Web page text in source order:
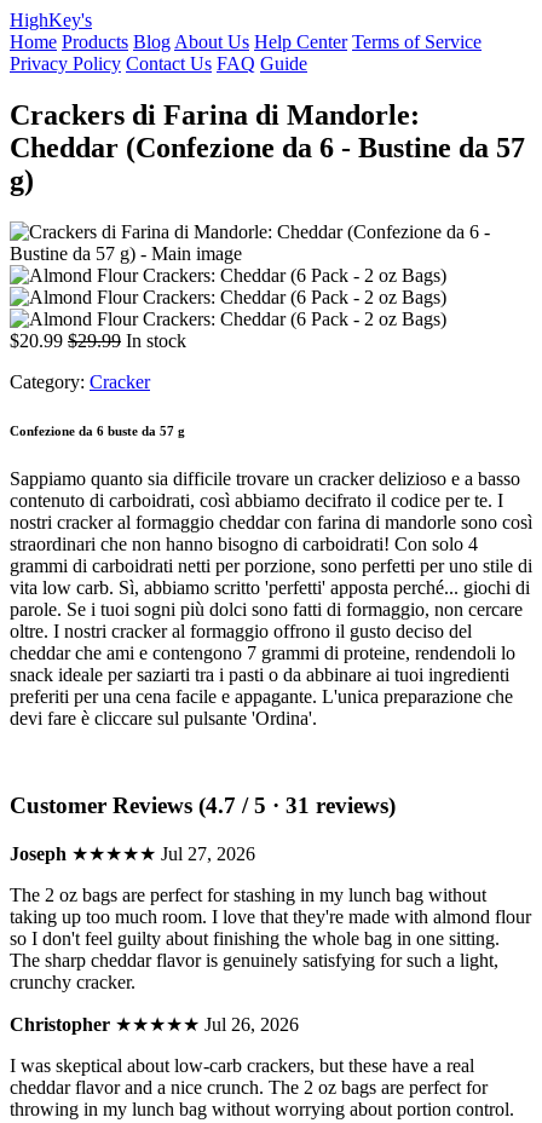
HighKey's
Home Products Blog About Us Help Center Terms of Service
Privacy Policy Contact Us FAQ Guide
Crackers di Farina di Mandorle:
Cheddar (Confezione da 6 - Bustine da 57
g)
$20.99 $29.99 In stock
Category: Cracker
Confezione da 6 buste da 57 g
Sappiamo quanto sia difficile trovare un cracker delizioso e a basso
contenuto di carboidrati, così abbiamo decifrato il codice per te. I
nostri cracker al formaggio cheddar con farina di mandorle sono così
straordinari che non hanno bisogno di carboidrati! Con solo 4
grammi di carboidrati netti per porzione, sono perfetti per uno stile di
vita low carb. Sì, abbiamo scritto 'perfetti' apposta perché... giochi di
parole. Se i tuoi sogni più dolci sono fatti di formaggio, non cercare
oltre. I nostri cracker al formaggio offrono il gusto deciso del
cheddar che ami e contengono 7 grammi di proteine, rendendoli lo
snack ideale per saziarti tra i pasti o da abbinare ai tuoi ingredienti
preferiti per una cena facile e appagante. L'unica preparazione che
devi fare è cliccare sul pulsante 'Ordina'.
Customer Reviews (4.7 / 5 · 31 reviews)
Joseph ★★★★★ Jul 27, 2026
The 2 oz bags are perfect for stashing in my lunch bag without
taking up too much room. I love that they're made with almond flour
so I don't feel guilty about finishing the whole bag in one sitting.
The sharp cheddar flavor is genuinely satisfying for such a light,
crunchy cracker.
Christopher ★★★★★ Jul 26, 2026
I was skeptical about low-carb crackers, but these have a real
cheddar flavor and a nice crunch. The 2 oz bags are perfect for
throwing in my lunch bag without worrying about portion control.